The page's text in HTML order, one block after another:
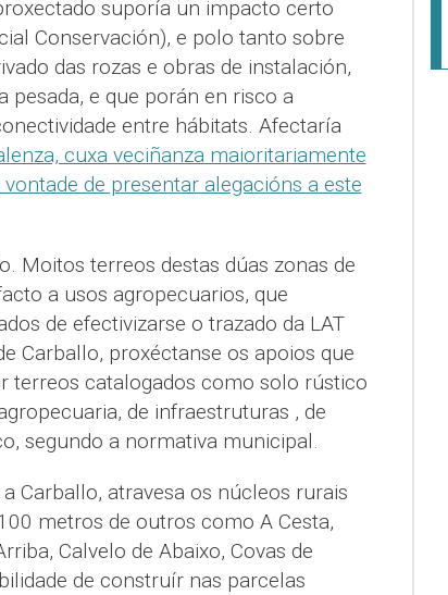
suporía un impacto certo
Conservación), e polo tanto sobre
das rozas e obras de instalación,
pesada, e que porán en risco a
entre hábitats. Afectaría
cuxa veciñanza maioritariamente
de presentar alegacións a este
Moitos terreos destas dúas zonas de
a usos agropecuarios, que
de efectivizarse o trazado da LAT
Carballo, proxéctanse os apoios que
terreos catalogados como solo rústico
de infraestruturas , de
segundo a normativa municipal.
Carballo, atravesa os núcleos rurais
metros de outros como A Cesta,
Calvelo de Abaixo, Covas de
de construír nas parcelas